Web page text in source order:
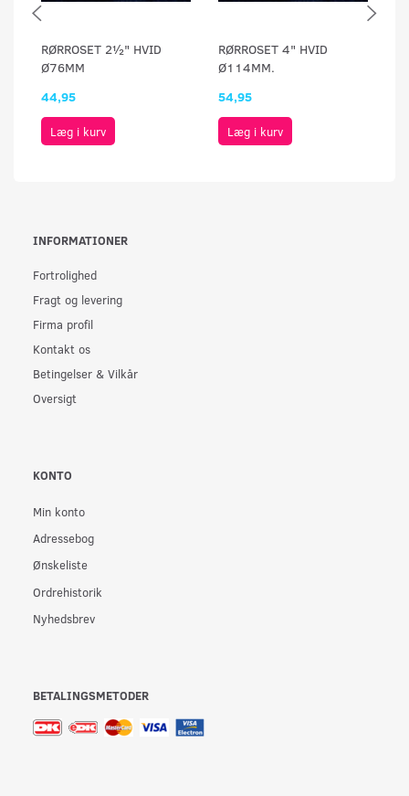
RØRROSET 2½" HVID
Ø76MM
44,95
Læg i kurv
RØRROSET 4" HVID
Ø114MM.
54,95
Læg i kurv
INFORMATIONER
Fortrolighed
Fragt og levering
Firma profil
Kontakt os
Betingelser & Vilkår
Oversigt
KONTO
Min konto
Adressebog
Ønskeliste
Ordrehistorik
Nyhedsbrev
BETALINGSMETODER